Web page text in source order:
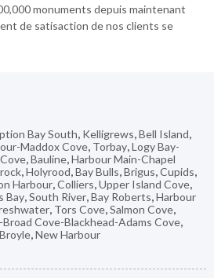
monuments depuis maintenant
de satisaction de nos clients se
Bay South, Kelligrews,Bell Island,
Maddox Cove, Torbay,Logy Bay-
,Bauline,Harbour Main-Chapel
,Holyrood,Bay Bulls,Brigus,Cupids,
Harbour,Colliers,Upper Island Cove,
Bay,South River,Bay Roberts,Harbour
, Tors Cove,Salmon Cove,
Broad Cove-Blackhead-Adams Cove,
,New Harbour